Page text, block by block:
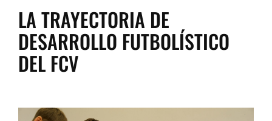
LA TRAYECTORIA DE
DESARROLLO FUTBOLÍSTICO
DEL FCV